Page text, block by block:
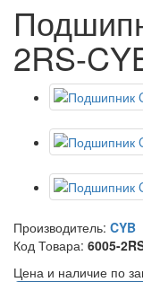
2RS-
Производитель: CYB
Код Товара: 6005-
Цена и наличие по